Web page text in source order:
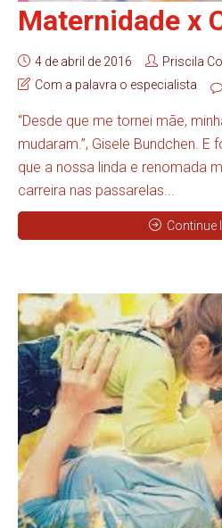
Maternidade x
4 de abril de 2016
Priscila
Com a palavra o especialista
“Desde que me tornei mãe,
mudaram.”, Gisele Bundchen.
que a nossa linda e renomada
carreira nas passarelas...
Continue